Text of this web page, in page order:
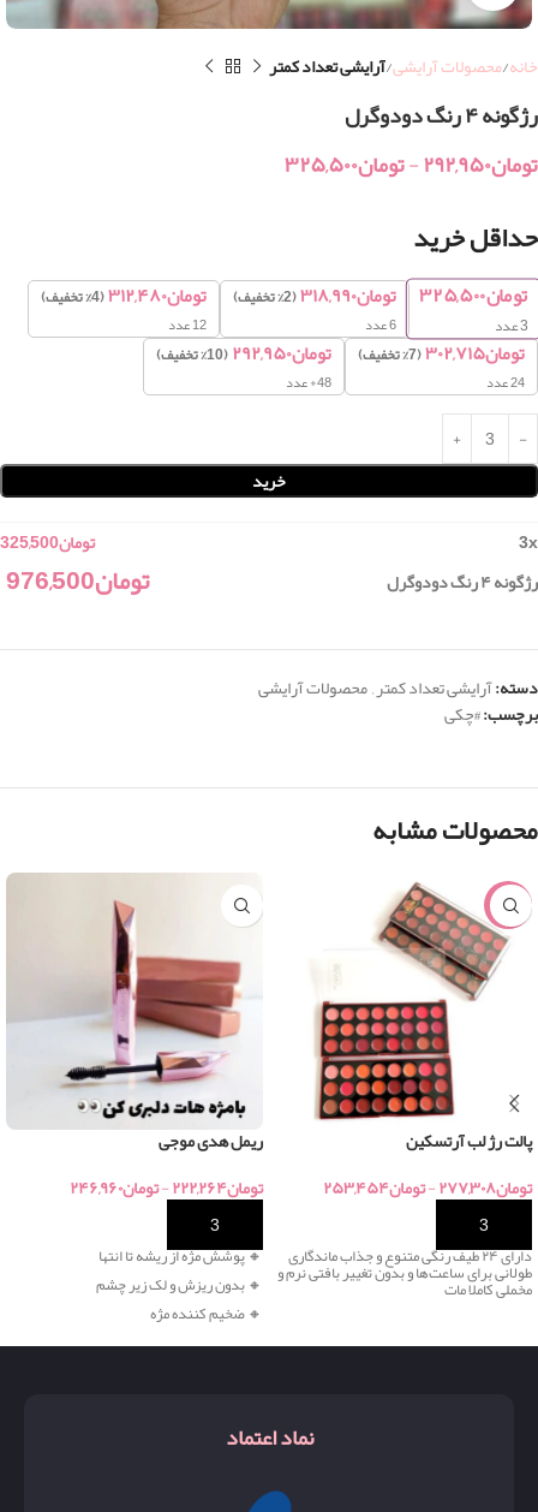
خانه محصولات آرایشی آرایشی تعداد کمتر
رژگونه ۴ رنگ دودوگرل
تومان۲۹۲,۹۵۰-تومان۳۲۵,۵۰۰
حداقل خرید
تومان۳۲۵,۵۰۰
3عدد
تومان۳۱۸,۹۹۰(2% تخفیف)
6 عدد
تومان۳۱۲,۴۸۰(4% تخفیف)
12 عدد
تومان۳۰۲,۷۱۵(7% تخفیف)
24 عدد
تومان۲۹۲,۹۵۰(10% تخفیف)
48+ عدد
خرید
3x تومان325,500
رژگونه ۴ رنگ دودوگرل
تومان976,500
دسته:آرایشی تعداد کمتر,محصولات آرایشی
برچسب:#چکی
محصولات مشابه
-15%
پالت رژ لب آرتسکین
تومان۲۷۷,۳۰۸-تومان۲۵۳,۴۵۴
دارای ۲۴ طیف رنگی متنوع و جذاب ماندگاری
طولانی برای ساعت‌ها و بدون تغییر بافتی نرم و
مخملی کاملا مات
ریمل هدی موجی
تومان۲۲۲,۲۶۴-تومان۲۴۶,۹۶۰
🔸 پوشش مژه از ریشه تا انتها
🔸 بدون ریزش و لک زیر چشم
🔸 ضخیم کننده مژه
نماد اعتماد